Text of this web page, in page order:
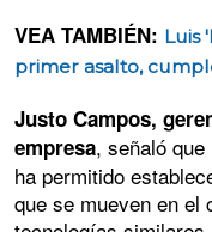
VEA TAMBIÉN: Luis
primer asalto,
Justo Campos,
empresa, señaló
ha permitido
que se mueven en el